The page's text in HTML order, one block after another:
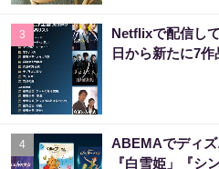
3
Netflixで配信し
日から新たに7作
4
ABEMAでディズ
『白雪姫」『シ